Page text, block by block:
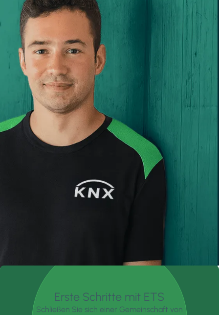
Erste Schritte mit ETS
Schließen Sie sich einer Gemeinschaft von